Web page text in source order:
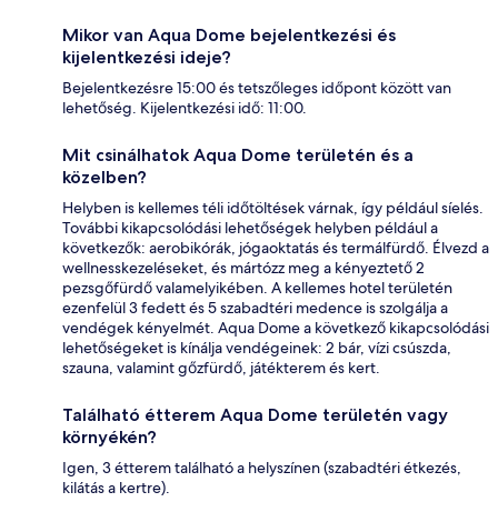
Mikor van Aqua Dome bejelentkezési és
kijelentkezési ideje?
Bejelentkezésre 15:00 és tetszőleges időpont között van
lehetőség. Kijelentkezési idő: 11:00.
Mit csinálhatok Aqua Dome területén és a
közelben?
Helyben is kellemes téli időtöltések várnak, így például síelés.
További kikapcsolódási lehetőségek helyben például a
következők: aerobikórák, jógaoktatás és termálfürdő. Élvezd a
wellnesskezeléseket, és mártózz meg a kényeztető 2
pezsgőfürdő valamelyikében. A kellemes hotel területén
ezenfelül 3 fedett és 5 szabadtéri medence is szolgálja a
vendégek kényelmét. Aqua Dome a következő kikapcsolódási
lehetőségeket is kínálja vendégeinek: 2 bár, vízi csúszda,
szauna, valamint gőzfürdő, játékterem és kert.
Található étterem Aqua Dome területén vagy
környékén?
Igen, 3 étterem található a helyszínen (szabadtéri étkezés,
kilátás a kertre).